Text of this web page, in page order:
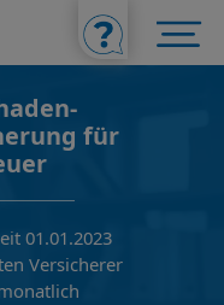
für
01.01.2023
Versicherer